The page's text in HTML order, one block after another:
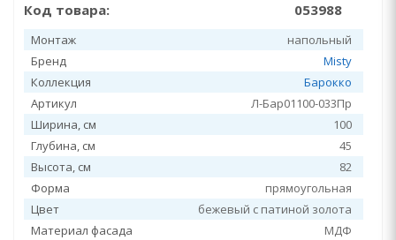
Код товара: 053988
Монтаж
напольный
Бренд
Misty
Коллекция
Барокко
Артикул
Л-Бар01100-033Пр
Ширина, см
100
Глубина, см
45
Высота, см
82
Форма
прямоугольная
Цвет
бежевый с патиной золота
Материал фасада
МДФ